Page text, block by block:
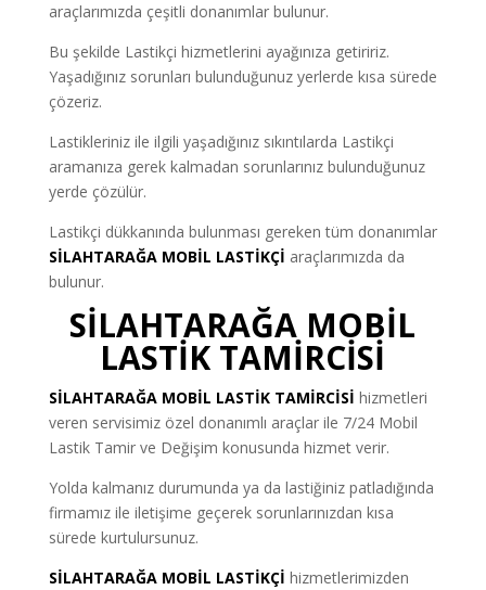
araçlarımızda çeşitli donanımlar bulunur.
Bu şekilde Lastikçi hizmetlerini ayağınıza getiririz.
Yaşadığınız sorunları bulunduğunuz yerlerde kısa sürede
çözeriz.
Lastikleriniz ile ilgili yaşadığınız sıkıntılarda Lastikçi
aramanıza gerek kalmadan sorunlarınız bulunduğunuz
yerde çözülür.
Lastikçi dükkanında bulunması gereken tüm donanımlar
SİLAHTARAĞA MOBİL LASTİKÇİ araçlarımızda da
bulunur.
SİLAHTARAĞA MOBİL
LASTİK TAMİRCİSİ
SİLAHTARAĞA MOBİL LASTİK TAMİRCİSİ hizmetleri
veren servisimiz özel donanımlı araçlar ile 7/24 Mobil
Lastik Tamir ve Değişim konusunda hizmet verir.
Yolda kalmanız durumunda ya da lastiğiniz patladığında
firmamız ile iletişime geçerek sorunlarınızdan kısa
sürede kurtulursunuz.
SİLAHTARAĞA MOBİL LASTİKÇİ hizmetlerimizden